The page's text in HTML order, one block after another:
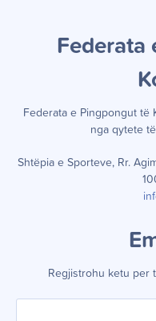
Federata
Federata e Pingpongut të
nga qytete të
Shtëpia e Sporteve, Rr.
Regjistrohu ketu per